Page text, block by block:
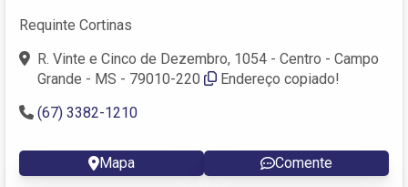
Requinte Cortinas
R. Vinte e Cinco de Dezembro, 1054 - Centro - Campo
Grande - MS - 79010-220
Endereço copiado!
(67) 3382-1210
Mapa Comente